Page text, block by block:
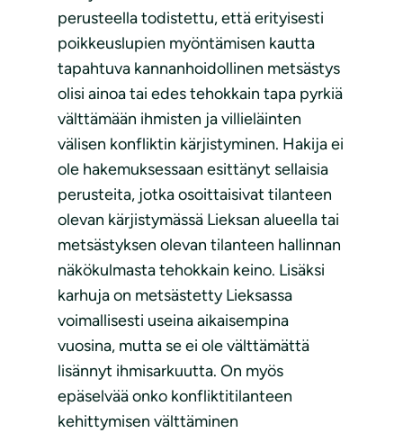
perusteella todistettu, että erityisesti
poikkeuslupien myöntämisen kautta
tapahtuva kannanhoidollinen metsästys
olisi ainoa tai edes tehokkain tapa pyrkiä
välttämään ihmisten ja villieläinten
välisen konfliktin kärjistyminen. Hakija ei
ole hakemuksessaan esittänyt sellaisia
perusteita, jotka osoittaisivat tilanteen
olevan kärjistymässä Lieksan alueella tai
metsästyksen olevan tilanteen hallinnan
näkökulmasta tehokkain keino. Lisäksi
karhuja on metsästetty Lieksassa
voimallisesti useina aikaisempina
vuosina, mutta se ei ole välttämättä
lisännyt ihmisarkuutta. On myös
epäselvää onko konfliktitilanteen
kehittymisen välttäminen